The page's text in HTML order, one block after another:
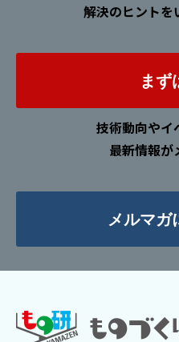
解決のヒントを
まず
技術動向やイ
最新情報が
メルマガ